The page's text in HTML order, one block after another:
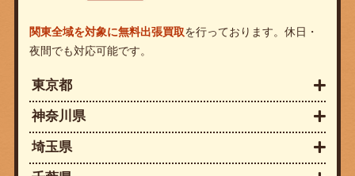
関東全域を対象に無料出張買取を行っております。休日・
夜間でも対応可能です。
東京都
神奈川県
埼玉県